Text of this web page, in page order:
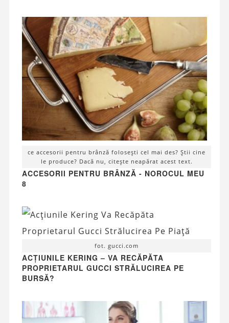
ce accesorii pentru brânză folosești cel mai des? Știi cine
le produce? Dacă nu, citește neapărat acest text.
ACCESORII PENTRU BRÂNZĂ - NOROCUL MEU
8
fot. gucci.com
ACȚIUNILE KERING – VA RECĂPĂTA
PROPRIETARUL GUCCI STRĂLUCIREA PE
BURSĂ?